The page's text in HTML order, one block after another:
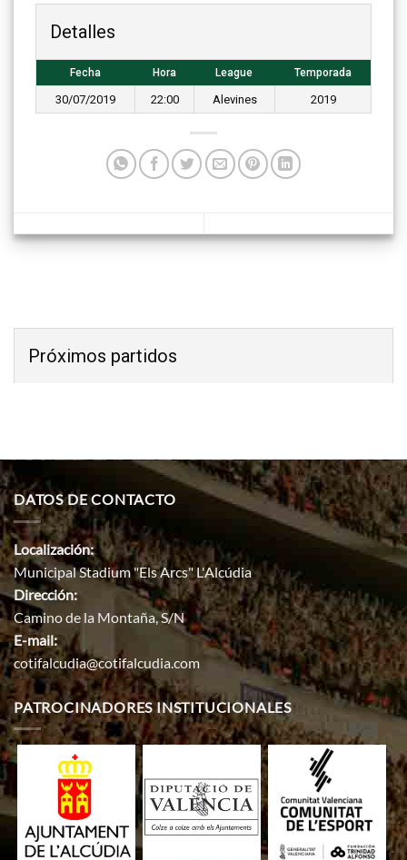
Detalles
Fecha Hora League Temporada
30/07/2019 22:00 Alevines 2019
Próximos partidos
DATOS DE CONTACTO
Localización:
Municipal Stadium "Els Arcs" L'Alcúdia
Dirección:
Camino de la Montaña, S/N
E-mail:
cotifalcudia@cotifalcudia.com
PATROCINADORES INSTITUCIONALES